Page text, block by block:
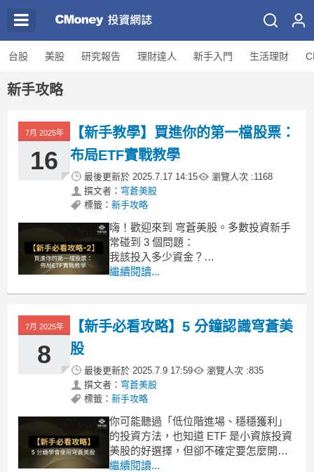
台股 美股 研究報告 理財達人 新手入門 生活理財
新手攻略
7月 2025年
16
【新手教學】買進你的第一檔股票：
布局ETF實戰教學
最後更新於 2025.7.17 14:15 瀏覽人次 :1168
撰文者： 穹蒼美股
標籤： 新手攻略
嗨！歡迎來到 穹蒼美股。多數投資新手
常碰到 3 個問題：
我該投入多少資金？
要買哪一檔股票（或 ETF）？
序完成第一筆交易。
繼續閱讀...
7月 2025年
8
【新手必看攻略】5 分鐘認識穹蒼美
股
最後更新於 2025.7.9 17:59 瀏覽人次 :835
撰文者： 穹蒼美股
標籤： 新手攻略
你可能聽過「低位階進場、穩穩獲利」
的投資方法，也知道 ETF 是小資族投資
美股的好選擇，但卻不確定要怎麼開
始、怎麼挑？
繼續閱讀...